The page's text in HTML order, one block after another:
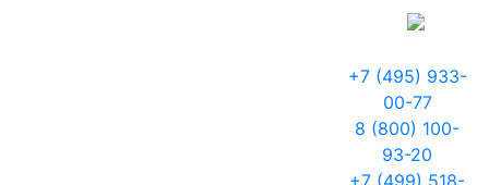
+7 (495) 933-
00-77
8 (800) 100-
93-20
+7 (499) 518-